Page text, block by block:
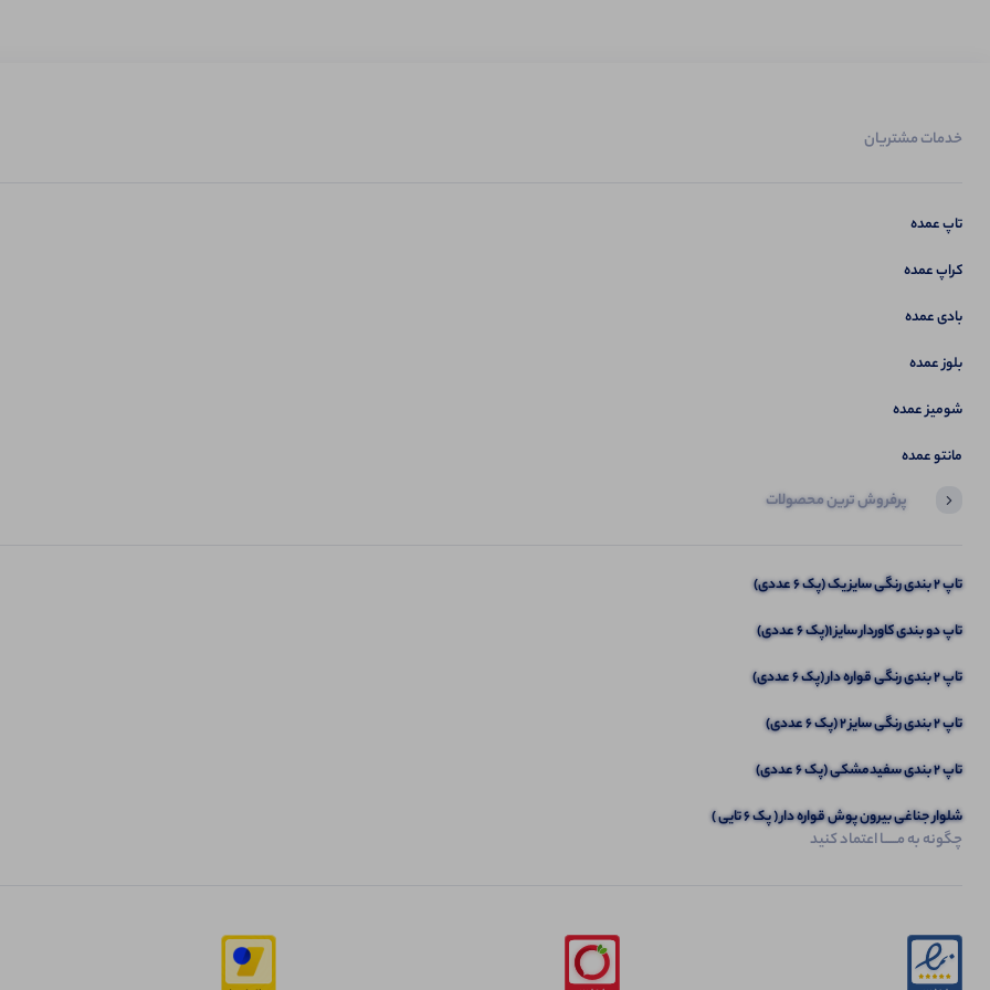
خدمات مشتریان
تاپ عمده
کراپ عمده
بادی عمده
بلوز عمده
شومیز عمده
مانتو عمده
پرفروش ترین محصولات
آخرین محصولاتی که بازدید کردید
تاپ 2 بندی رنگی سایز یک (پک 6 عددی)
تاپ دو بندی کاوردار سایز 1(پک 6 عددی)
تاپ ۲ بندی رنگی قواره دار (پک 6 عددی)
تاپ 2 بندی رنگی سایز 2 (پک 6 عددی)
تاپ 2 بندی سفیدمشکی (پک 6 عددی)
شلوار جناغی بیرون پوش قواره دار ( پک 6 تایی )
شلوار عروسکی جیب دار (پک 6 عددی)
چگونه به مــــــا اعتماد کنید